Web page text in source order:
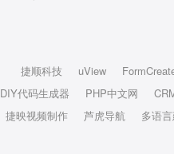
捷顺科技 uView
DIY代码生成器 PHP中文网
捷映视频制作 芦虎导航 多语